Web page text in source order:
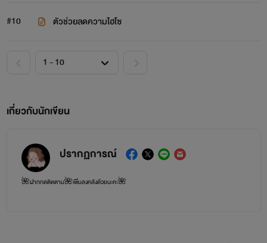
#10 ตัวช่วยลดความไฮโซ
เกี่ยวกับนักเขียน
ปรากฏการณ์
🌺ฝากกดติดตาม🌺เพิ่มลงคลังด้วยนะคะ🌺